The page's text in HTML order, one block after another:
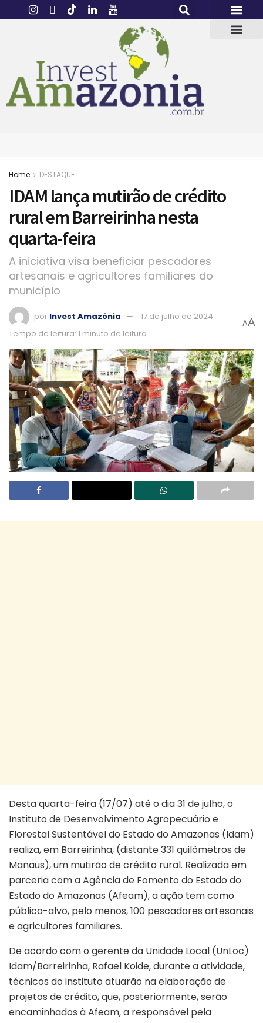
Home DESTAQUE
IDAM lança mutirão de crédito
rural em Barreirinha nesta
quarta-feira
A iniciativa visa beneficiar pescadores
artesanais e agricultores familiares do
município
por Invest Amazônia
17 de julho de 2024
Tempo de leitura: 1 minuto de leitura
AA
Desta quarta-feira (17/07) até o dia 31 de julho, o
Instituto de Desenvolvimento Agropecuário e
Florestal Sustentável do Estado do Amazonas (Idam)
realiza, em Barreirinha, (distante 331 quilômetros de
Manaus), um mutirão de crédito rural. Realizada em
parceria com a Agência de Fomento do Estado do
Estado do Amazonas (Afeam), a ação tem como
público-alvo, pelo menos, 100 pescadores artesanais
e agricultores familiares.
De acordo com o gerente da Unidade Local (UnLoc)
Idam/Barreirinha, Rafael Koide, durante a atividade,
técnicos do instituto atuarão na elaboração de
projetos de crédito, que, posteriormente, serão
encaminhados à Afeam, a responsável pela